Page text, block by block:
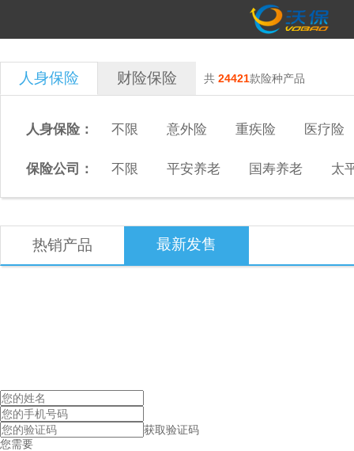
人身保险 财险保险 共 24421款险种产品
人身保险： 不限 意外险 重疾险 医疗险
保险公司： 不限 平安养老 国寿养老 太
热销产品 最新发售
获取验证码
您需要